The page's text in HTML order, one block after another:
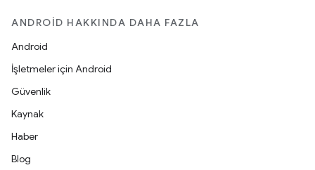
ANDROID HAKKINDA DAHA FAZLA
Android
İşletmeler için Android
Güvenlik
Kaynak
Haber
Blog